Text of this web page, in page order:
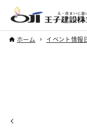
ホーム イベント情報